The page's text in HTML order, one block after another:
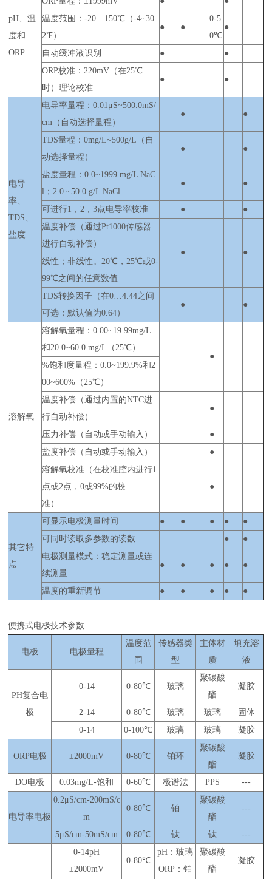
pH、温
度和
ORP
温度范围：-20…150℃（-4~30
2℉）
● ●
0-5
0℃
●
自动缓冲液识别 ●
●
ORP校准：220mV（在25℃
时）理论校准
● ●
电导
率、
TDS、
盐度
电导率量程：0.01μS~500.0mS/
cm（自动选择量程）
● ●
TDS量程：0mg/L~500g/L（自
动选择量程）
● ●
盐度量程：0.0~1999 mg/L NaC
l；2.0 ~50.0 g/L NaCl
● ●
可进行1，2，3点电导率校准 ●
●
温度补偿（通过Pt1000传感器
进行自动补偿）
●
●
线性；非线性。20℃，25℃或0-
99℃之间的任意数值
TDS转换因子（在0…4.44之间
可选；默认值为0.64）
● ●
溶解氧
溶解氧量程：0.00~19.99mg/L
和20.0~60.0 mg/L（25℃）
●
%饱和度量程：0.0~199.9%和2
00~600%（25℃）
温度补偿（通过内置的NTC进
行自动补偿）
●
压力补偿（自动或手动输入）
●
盐度补偿（自动或手动输入）
●
溶解氧校准（在校准腔内进行1
点或2点，0或99%的校
准）
●
其它特
点
可显示电极测量时间 ● ● ● ●
●
可同时读取多参数的读数
●
●
电极测量模式：稳定测量或连
续测量
● ● ● ● ●
温度的重新调节 ● ● ● ● ●
便携式电极技术参数
电极 电极量程
温度范
围
传感器类
型
主体材
质
填充溶
液
PH复合电
极
0-14 0-80℃ 玻璃
聚碳酸
酯
凝胶
2-14 0-80℃ 玻璃 玻璃
固体
0-14
0-100℃ 玻璃 玻璃 凝胶
ORP电极 ±2000mV 0-80℃ 铂环
聚碳酸
酯
凝胶
DO电极 0.03mg/L-饱和 0-60℃ 极谱法 PPS ---
电导率电极
0.2μS/cm-200mS/c
m
0-80℃ 铂
聚碳酸
酯
---
5μS/cm-50mS/cm 0-80℃ 钛 钛 ---
0-14pH
±2000mV
0-80℃
pH：玻璃
ORP：铂
聚碳酸
酯
凝胶